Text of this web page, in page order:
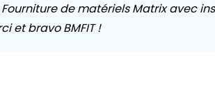
de matériels Matrix avec
et bravo BMFIT !